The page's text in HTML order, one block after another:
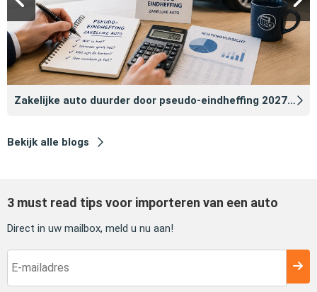
Zakelijke auto duurder door pseudo‑eindheffing 2027: zo voorkomt u dat
Bekijk alle blogs
3 must read tips voor importeren van een auto
Direct in uw mailbox, meld u nu aan!